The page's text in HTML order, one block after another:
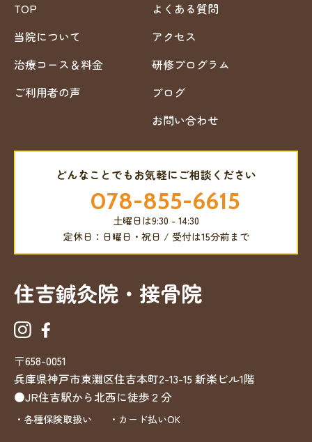
TOP
当院について
治療コース＆料金
ご利用者の声
よくある質問
アクセス
研修プログラム
ブログ
お問い合わせ
どんなことでもお気軽にご相談ください
078-855-6615
土曜日は9:30 - 14:30
定休日：日曜日・祝日 / 受付は15分前まで
住吉鍼灸院・接骨院
〒658-0051
兵庫県神戸市東灘区住吉本町2-13-15 新楽ビル1階
●JR住吉駅から北西に徒歩２分
・各種保険取扱い ・カード払いOK